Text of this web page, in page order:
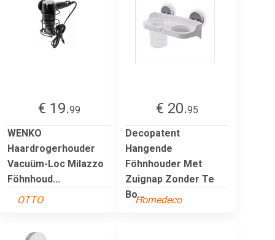
€ 19.99
WENKO
Haardrogerhouder
Vacuüm-Loc Milazzo
Föhnhoud...
OTTO
€ 20.95
Decopatent
Hangende
Föhnhouder Met
Zuignap Zonder Te
Bo...Homedeco